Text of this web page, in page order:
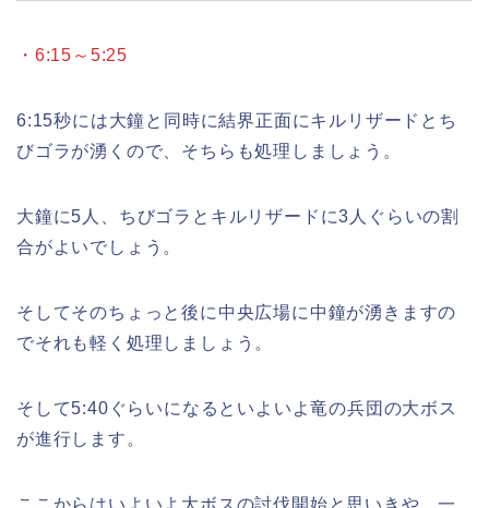
・6:15～5:25
6:15秒には大鐘と同時に結界正面にキルリザードとち
びゴラが湧くので、そちらも処理しましょう。
大鐘に5人、ちびゴラとキルリザードに3人ぐらいの割
合がよいでしょう。
そしてそのちょっと後に中央広場に中鐘が湧きますの
でそれも軽く処理しましょう。
そして5:40ぐらいになるといよいよ竜の兵団の大ボス
が進行します。
ここからはいよいよ大ボスの討伐開始と思いきや、一